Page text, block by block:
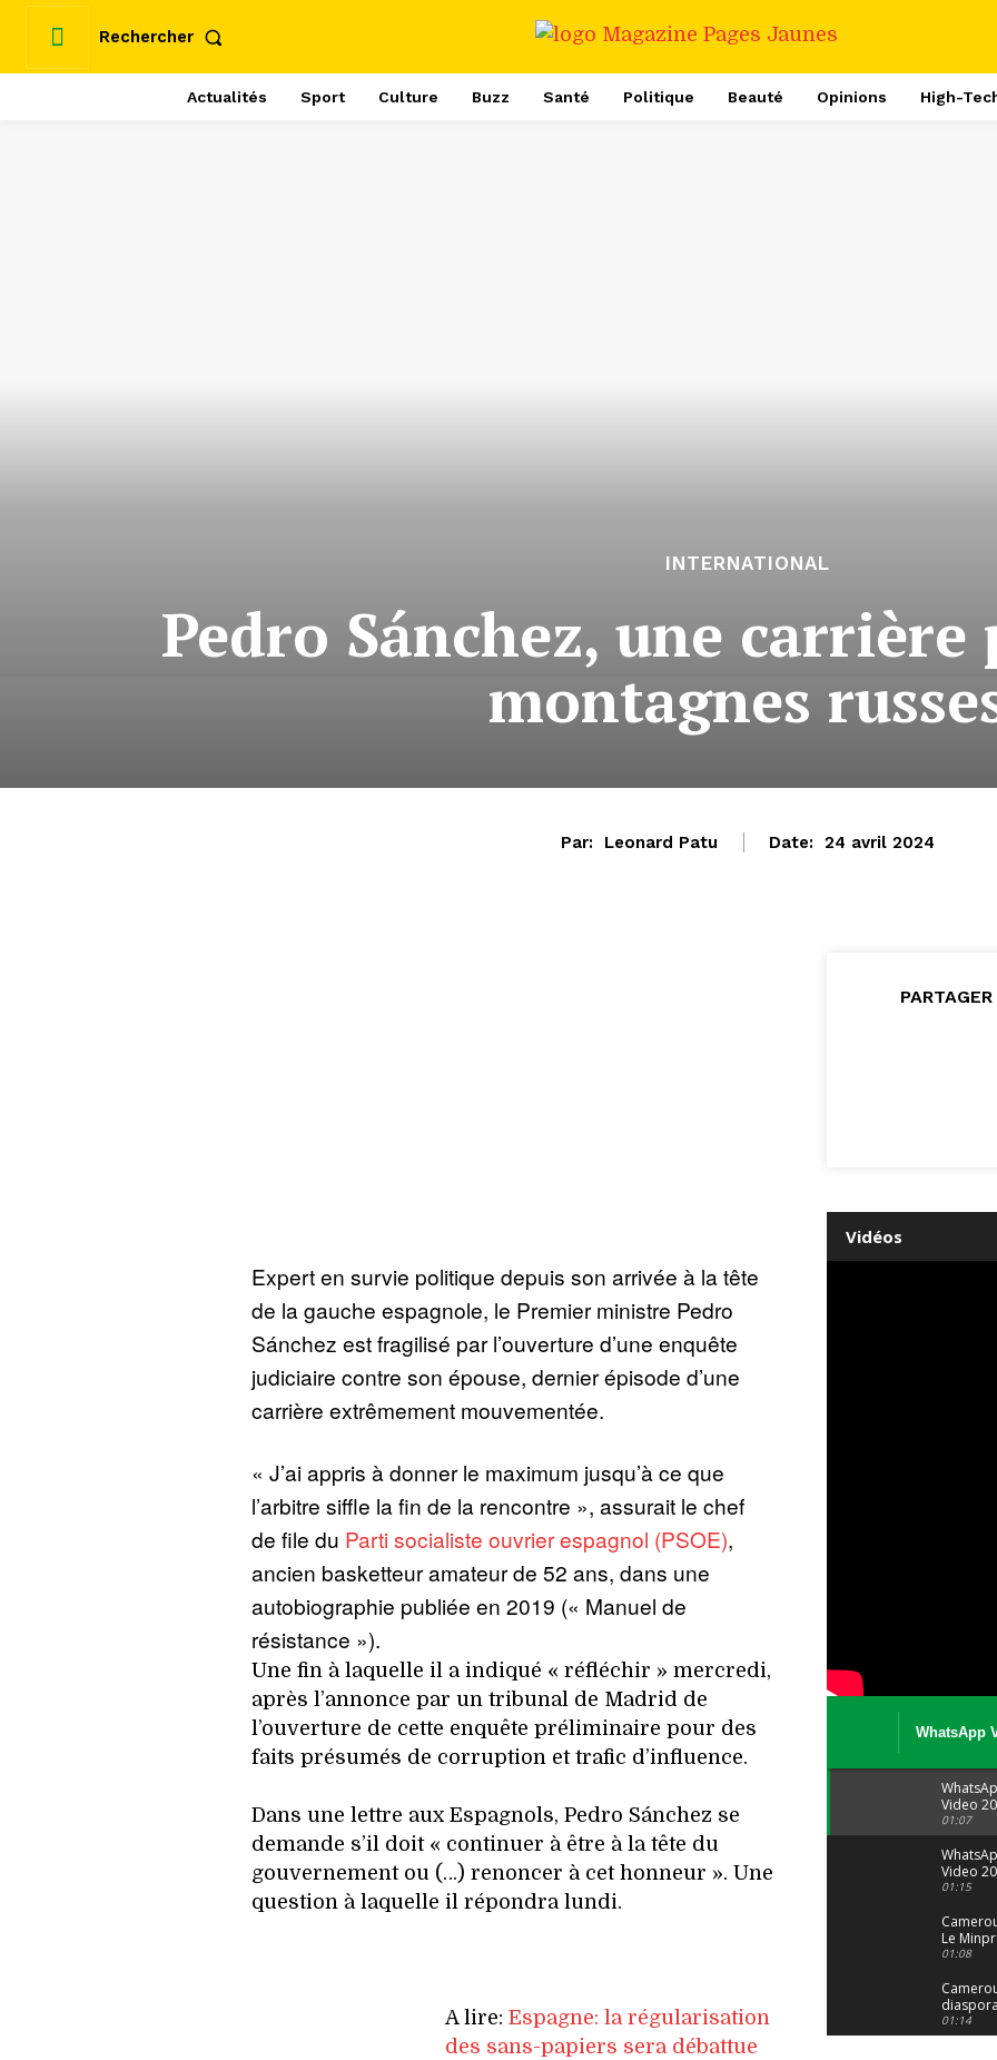
Rechercher
Actualités Sport Culture Buzz Santé Politique Beauté Opinions High-
INTERNATIONAL
Pedro Sánchez, une
montagnes
Par: Leonard Patu Date: 24 avril 2024
Expert en survie politique depuis son arrivée à la tête
de la gauche espagnole, le Premier ministre Pedro
Sánchez est fragilisé par l’ouverture d’une enquête
judiciaire contre son épouse, dernier épisode d’une
carrière extrêmement mouvementée.
« J’ai appris à donner le maximum jusqu’à ce que
l’arbitre siffle la fin de la rencontre », assurait le chef
de file du Parti socialiste ouvrier espagnol (PSOE),
ancien basketteur amateur de 52 ans, dans une
autobiographie publiée en 2019 (« Manuel de
résistance »).
Une fin à laquelle il a indiqué « réfléchir » mercredi,
après l’annonce par un tribunal de Madrid de
l’ouverture de cette enquête préliminaire pour des
faits présumés de corruption et trafic d’influence.
Dans une lettre aux Espagnols, Pedro Sánchez se
demande s’il doit « continuer à être à la tête du
gouvernement ou (…) renoncer à cet honneur ». Une
question à laquelle il répondra lundi.
A lire: Espagne: la régularisation
des sans-papiers sera débattue
PARTAGER
Vidéos
WhatsApp
Video
04 at 15
01:07
Video
29 at 12
01:15
Le
alerte
jeunes
01:08
diaspora
suivra-t-
l’appel
01:14